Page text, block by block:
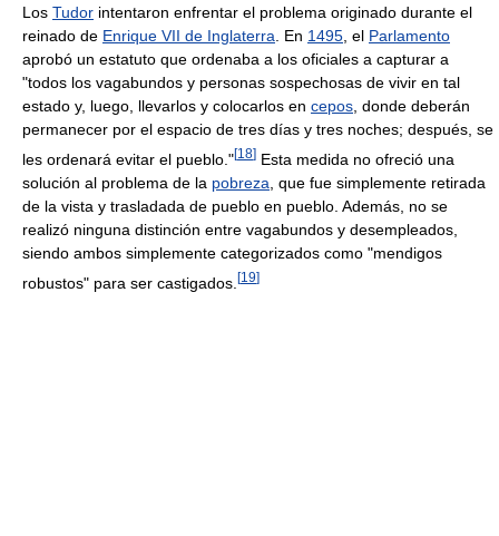
Los Tudor intentaron enfrentar el problema originado durante el
reinado de Enrique VII de Inglaterra. En 1495, el Parlamento
aprobó un estatuto que ordenaba a los oficiales a capturar a
"todos los vagabundos y personas sospechosas de vivir en tal
estado y, luego, llevarlos y colocarlos en cepos, donde deberán
permanecer por el espacio de tres días y tres noches; después, se
les ordenará evitar el pueblo."[18] Esta medida no ofreció una
solución al problema de la pobreza , que fue simplemente retirada
de la vista y trasladada de pueblo en pueblo. Además, no se
realizó ninguna distinción entre vagabundos y desempleados,
siendo ambos simplemente categorizados como "mendigos
robustos" para ser castigados. [19]